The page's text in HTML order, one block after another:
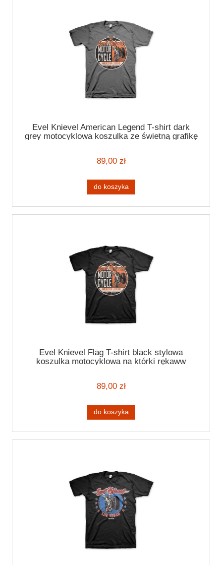
Evel Knievel American Legend T-shirt dark
grey motocyklowa koszulka ze świetną grafikę
89,00 zł
do koszyka
Evel Knievel Flag T-shirt black stylowa
koszulka motocyklowa na którki rękaww
89,00 zł
do koszyka